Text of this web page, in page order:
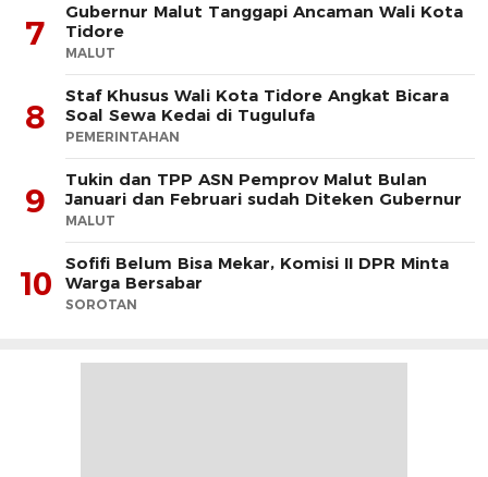
7
Gubernur Malut Tanggapi Ancaman Wali Kota
Tidore
MALUT
8
Staf Khusus Wali Kota Tidore Angkat Bicara
Soal Sewa Kedai di Tugulufa
PEMERINTAHAN
9
Tukin dan TPP ASN Pemprov Malut Bulan
Januari dan Februari sudah Diteken Gubernur
MALUT
10
Sofifi Belum Bisa Mekar, Komisi II DPR Minta
Warga Bersabar
SOROTAN